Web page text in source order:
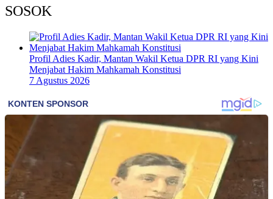
SOSOK
Profil Adies Kadir, Mantan Wakil Ketua DPR RI yang Kini
Menjabat Hakim Mahkamah Konstitusi
7 Agustus 2026